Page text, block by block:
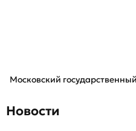
Московский
Новости